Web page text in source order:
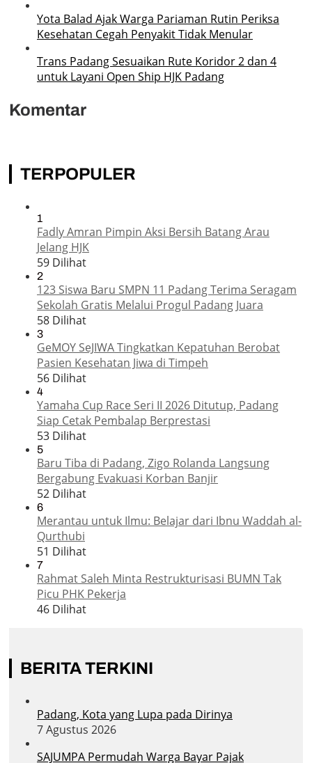
Yota Balad Ajak Warga Pariaman Rutin Periksa
Kesehatan Cegah Penyakit Tidak Menular
Trans Padang Sesuaikan Rute Koridor 2 dan 4
untuk Layani Open Ship HJK Padang
Komentar
TERPOPULER
1
Fadly Amran Pimpin Aksi Bersih Batang Arau
Jelang HJK
59 Dilihat
2
123 Siswa Baru SMPN 11 Padang Terima Seragam
Sekolah Gratis Melalui Progul Padang Juara
58 Dilihat
3
GeMOY SeJIWA Tingkatkan Kepatuhan Berobat
Pasien Kesehatan Jiwa di Timpeh
56 Dilihat
4
Yamaha Cup Race Seri II 2026 Ditutup, Padang
Siap Cetak Pembalap Berprestasi
53 Dilihat
5
Baru Tiba di Padang, Zigo Rolanda Langsung
Bergabung Evakuasi Korban Banjir
52 Dilihat
6
Merantau untuk Ilmu: Belajar dari Ibnu Waddah al-
Qurthubi
51 Dilihat
7
Rahmat Saleh Minta Restrukturisasi BUMN Tak
Picu PHK Pekerja
46 Dilihat
BERITA TERKINI
Padang, Kota yang Lupa pada Dirinya
7 Agustus 2026
SAJUMPA Permudah Warga Bayar Pajak